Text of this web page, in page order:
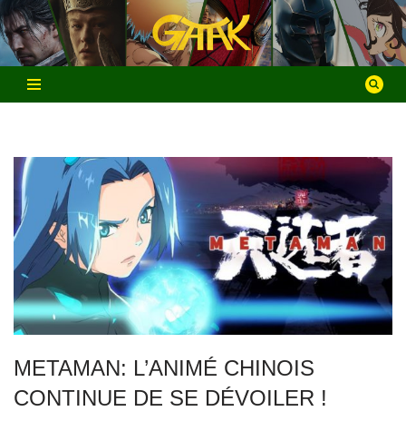
Aller
au
contenu
METAMAN: L’ANIMÉ CHINOIS
CONTINUE DE SE DÉVOILER !